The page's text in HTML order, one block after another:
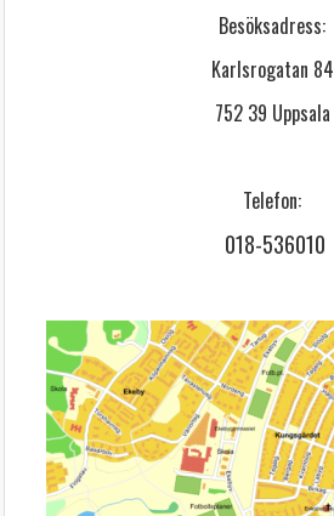
Besöksadress:
Karlsrogatan 84
752 39 Uppsala
Telefon:
018-536010